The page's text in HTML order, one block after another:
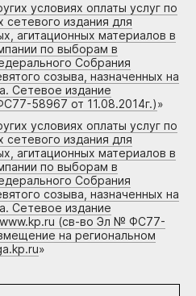
условиях оплаты услуг по
издания для
агитационных материалов в
по выборам в
Собрания
созыва, назначенных на
Сетевое издание
58967 от 11.08.2014г.)»
условиях оплаты услуг по
издания для
агитационных материалов в
по выборам в
Собрания
созыва, назначенных на
Сетевое издание
(св-во Эл № ФС77-
на региональном
»